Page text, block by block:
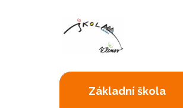
Základní škola